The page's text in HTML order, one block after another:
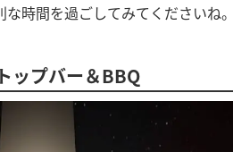
時間を過ごしてみてくださいね。
ップバー＆BBQ